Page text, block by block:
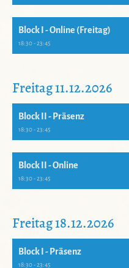
Block I - Online (Freitag)
18:30 - 23:45
Freitag 11.12.2026
Block II - Präsenz
18:30 - 23:45
Block II - Online
18:30 - 23:45
Freitag 18.12.2026
Block I - Präsenz
18:30 - 23:45